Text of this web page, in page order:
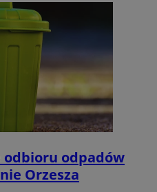
odpadów
Orzesza